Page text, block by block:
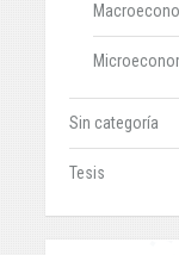
Sin categoría
Tesis